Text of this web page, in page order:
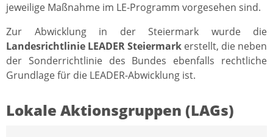
jeweilige Maßnahme im LE-Programm vorgesehen sind.
Zur Abwicklung in der Steiermark wurde die
Landesrichtlinie LEADER Steiermark erstellt, die neben
der Sonderrichtlinie des Bundes ebenfalls rechtliche
Grundlage für die LEADER-Abwicklung ist.
Lokale Aktionsgruppen (LAGs)